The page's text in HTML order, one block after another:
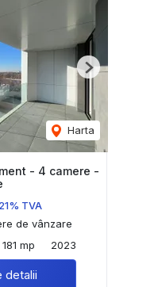
Harta
Next
- 4 camere -
TVA
de vânzare
181 mp 2023
detalii